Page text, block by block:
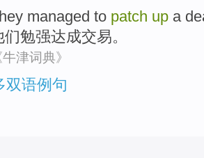
managed to patch up a
们勉强达成交易。
牛津词典》
双语例句